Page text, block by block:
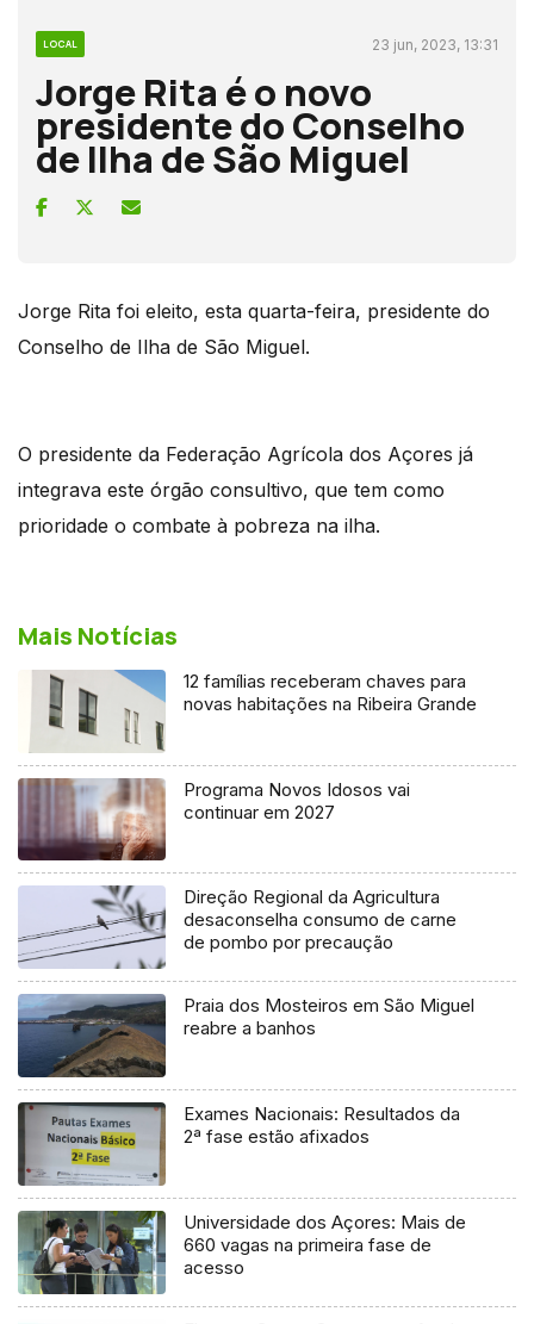
LOCAL 23 jun, 2023, 13:31
Jorge Rita é o novo
presidente do Conselho
de Ilha de São Miguel
Jorge Rita foi eleito, esta quarta-feira, presidente do
Conselho de Ilha de São Miguel.
O presidente da Federação Agrícola dos Açores já
integrava este órgão consultivo, que tem como
prioridade o combate à pobreza na ilha.
Mais Notícias
12 famílias receberam chaves para
novas habitações na Ribeira Grande
Programa Novos Idosos vai
continuar em 2027
Direção Regional da Agricultura
desaconselha consumo de carne
de pombo por precaução
Praia dos Mosteiros em São Miguel
reabre a banhos
Exames Nacionais: Resultados da
2ª fase estão afixados
Universidade dos Açores: Mais de
660 vagas na primeira fase de
acesso